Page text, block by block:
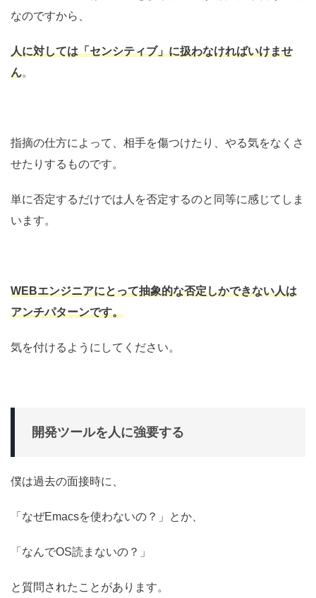
なのですから、
人に対しては「センシティブ」に扱わなければいけませ
ん。
指摘の仕方によって、相手を傷つけたり、やる気をなくさ
せたりするものです。
単に否定するだけでは人を否定するのと同等に感じてしま
います。
WEBエンジニアにとって抽象的な否定しかできない人は
アンチパターンです。
気を付けるようにしてください。
開発ツールを人に強要する
僕は過去の面接時に、
「なぜEmacsを使わないの？」とか、
「なんでOS読まないの？」
と質問されたことがあります。